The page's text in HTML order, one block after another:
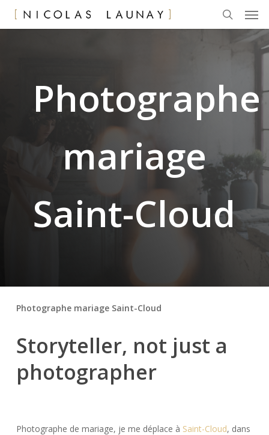
search
Photographe
mariage
Saint-Cloud
Photographe mariage Saint-Cloud
Storyteller, not just a
photographer
Photographe de mariage, je me déplace à Saint-Cloud, dans